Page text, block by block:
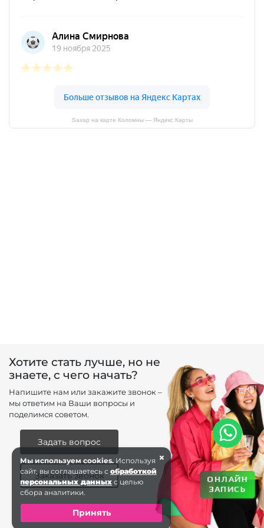
Sахар на карте Коломны — Яндекс Карты
Хотите стать лучше, но не
знаете, с чего начать?
Напишите нам или закажите звонок –
мы ответим на Ваши вопросы и
поделимся советом.
Задать вопрос
Заказать звонок
×
Мы используем cookies. Используя
сайт, вы соглашаетесь с обработкой
персональных данных с целью
сбора аналитики.
Принять
ОНЛАЙН
ЗАПИСЬ